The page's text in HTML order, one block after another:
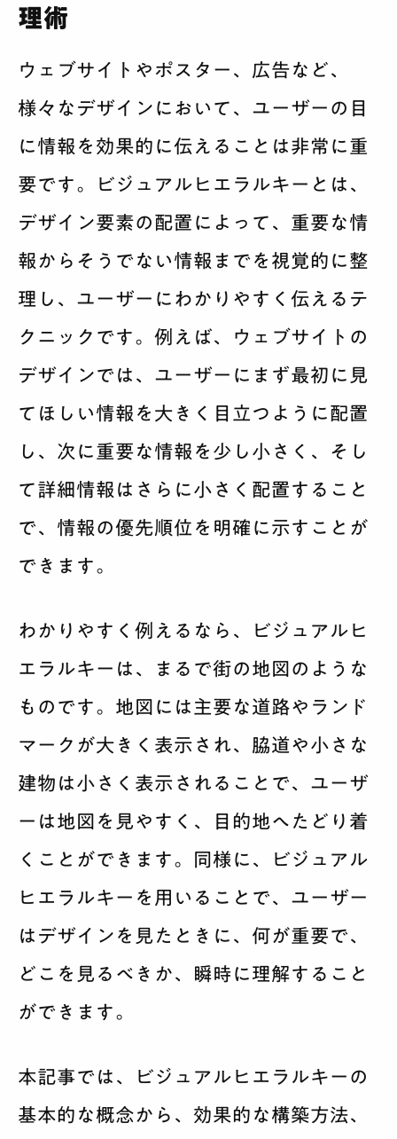
理術
ウェブサイトやポスター、広告など、
様々なデザインにおいて、ユーザーの目
に情報を効果的に伝えることは非常に重
要です。ビジュアルヒエラルキーとは、
デザイン要素の配置によって、重要な情
報からそうでない情報までを視覚的に整
理し、ユーザーにわかりやすく伝えるテ
クニックです。例えば、ウェブサイトの
デザインでは、ユーザーにまず最初に見
てほしい情報を大きく目立つように配置
し、次に重要な情報を少し小さく、そし
て詳細情報はさらに小さく配置すること
で、情報の優先順位を明確に示すことが
できます。
わかりやすく例えるなら、ビジュアルヒ
エラルキーは、まるで街の地図のような
ものです。地図には主要な道路やランド
マークが大きく表示され、脇道や小さな
建物は小さく表示されることで、ユーザ
ーは地図を見やすく、目的地へたどり着
くことができます。同様に、ビジュアル
ヒエラルキーを用いることで、ユーザー
はデザインを見たときに、何が重要で、
どこを見るべきか、瞬時に理解すること
ができます。
本記事では、ビジュアルヒエラルキーの
基本的な概念から、効果的な構築方法、